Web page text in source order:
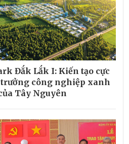
Đắk Lắk I: Kiến tạo cực
công nghiệp xanh
Tây Nguyên